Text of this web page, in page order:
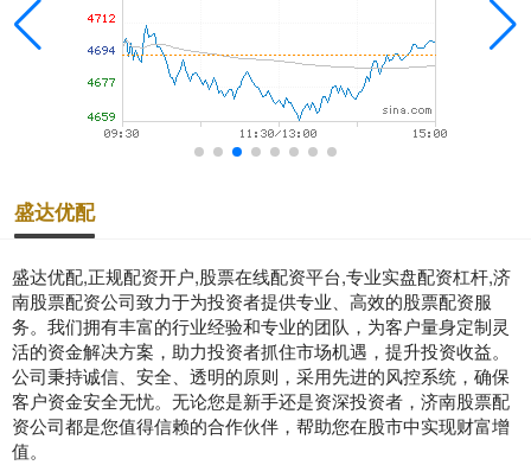
盛达优配
盛达优配,正规配资开户,股票在线配资平台,专业实盘配资杠杆,济
南股票配资公司致力于为投资者提供专业、高效的股票配资服
务。我们拥有丰富的行业经验和专业的团队，为客户量身定制灵
活的资金解决方案，助力投资者抓住市场机遇，提升投资收益。
公司秉持诚信、安全、透明的原则，采用先进的风控系统，确保
客户资金安全无忧。无论您是新手还是资深投资者，济南股票配
资公司都是您值得信赖的合作伙伴，帮助您在股市中实现财富增
值。